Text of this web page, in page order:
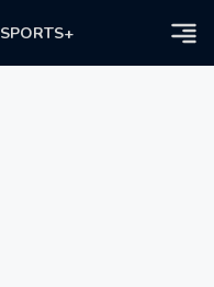
SPORTS+